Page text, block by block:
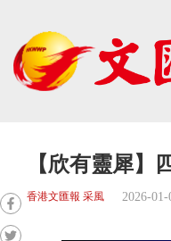
【欣有靈犀
香港文匯報 采風 2026-01-